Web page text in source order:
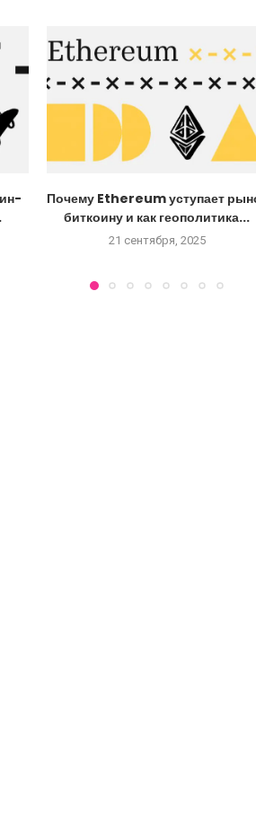
Почему Ethereum уступает
биткоину и как геополитика...
21 сентября, 2025